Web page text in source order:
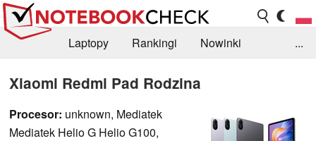
Laptopy Rankingi
Nowinki
...
Xiaomi Redmi Pad Rodzina
Procesor: unknown, Mediatek
Mediatek Helio G Helio G100,